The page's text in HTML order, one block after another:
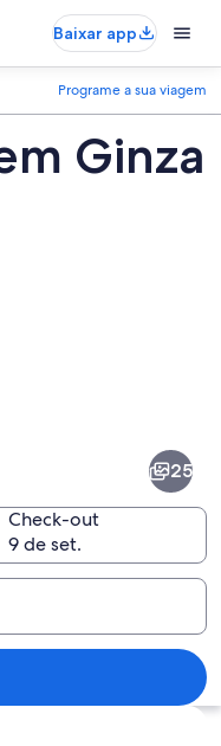
Baixar app
Programe a sua viagem
Ginza
urbana movimentada com
25
Check-out
9 de set.